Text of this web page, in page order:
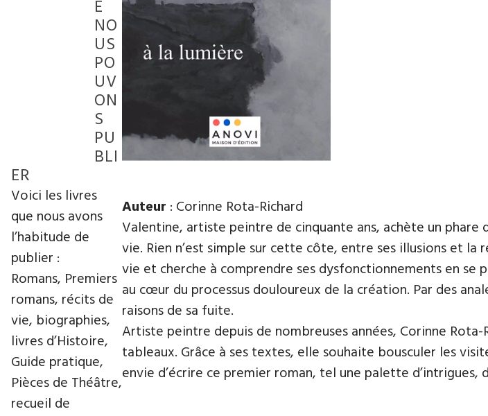
Auteur : Corinne Rota-Richard
Valentine, artiste peintre de cinquante ans, achète un phare
vie. Rien n’est simple sur cette côte, entre ses illusions et
vie et cherche à comprendre ses dysfonctionnements en
au cœur du processus douloureux de la création. Par des
raisons de sa fuite.
Artiste peintre depuis de nombreuses années, Corinne
tableaux. Grâce à ses textes, elle souhaite bousculer les
envie d’écrire ce premier roman, tel une palette
E
NO
US
PO
UV
ON
S
PU
BLI
ER
Voici les livres
que nous avons
l’habitude de
publier :
Romans, Premiers
romans, récits de
vie, biographies,
livres d’Histoire,
Guide pratique,
Pièces de Théâtre,
recueil de